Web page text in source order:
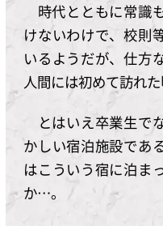
時代とともに常識
けないわけで、校則
いるようだが、仕方
人間には初めて訪れ
とはいえ卒業生で
かしい宿泊施設であ
はこういう宿に泊ま
か…。